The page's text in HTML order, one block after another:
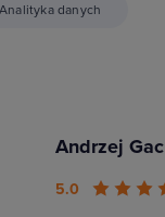
Analityka danych
Andrzej
5.0